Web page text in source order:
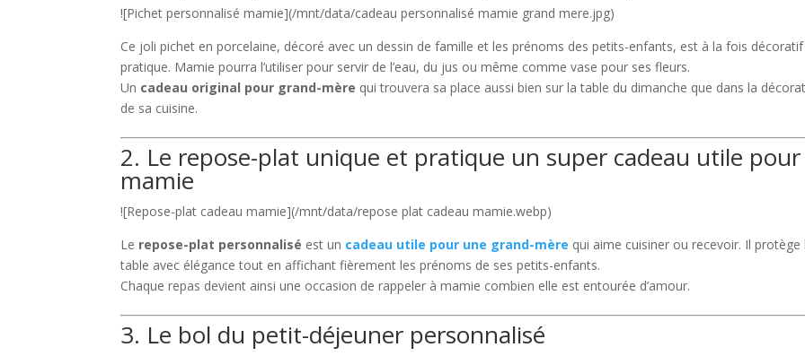
![Pichet personnalisé mamie](/mnt/data/cadeau personnalisé mamie grand mere.jpg)
Ce joli pichet en porcelaine, décoré avec un dessin de famille et les prénoms des petits-enfants, est à la fois
pratique. Mamie pourra l’utiliser pour servir de l’eau, du jus ou même comme vase pour ses fleurs.
Un cadeau original pour grand-mère qui trouvera sa place aussi bien sur la table du dimanche que dans la
de sa cuisine.
2. Le repose-plat unique et pratique un super cadeau utile pour
mamie
![Repose-plat cadeau mamie](/mnt/data/repose plat cadeau mamie.webp)
Le repose-plat personnalisé est un cadeau utile pour une grand-mère qui aime cuisiner ou recevoir. Il protège
table avec élégance tout en affichant fièrement les prénoms de ses petits-enfants.
Chaque repas devient ainsi une occasion de rappeler à mamie combien elle est entourée d’amour.
3. Le bol du petit-déjeuner personnalisé